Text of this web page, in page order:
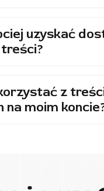
uzyskać
treści?
z
na moim